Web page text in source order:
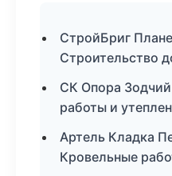
СтройБриг
Строительство
СК Опора
работы и
Артель Кладка
Кровельные